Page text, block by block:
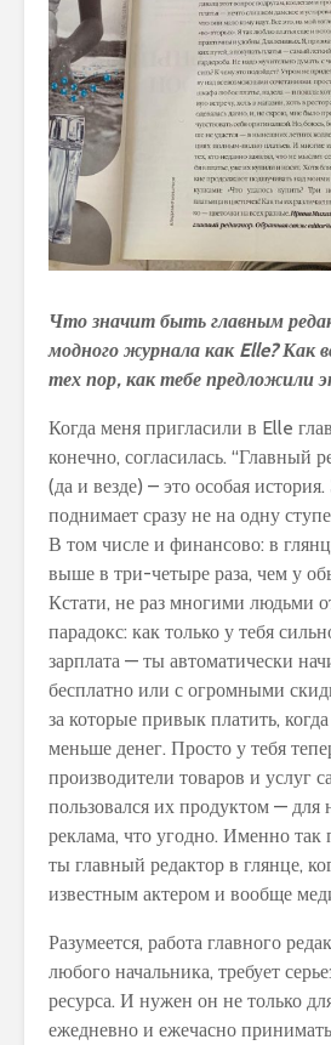
Что значит быть главным
модного журнала как Elle? Как
тех пор, как тебе предложили
Когда меня пригласили в Elle
конечно, согласилась. “Главный
(да и везде) – это особая
поднимает сразу не на одну
В том числе и финансово: в
выше в три-четыре раза, чем у
Кстати, не раз многими людьми
парадокс: как только у тебя
зарплата — ты автоматически
бесплатно или с огромными
за которые привык платить,
меньше денег. Просто у тебя
производители товаров и услуг
пользовался их продуктом — для
реклама, что угодно. Именно так
ты главный редактор в глянце,
известным актером и вообще
Разумеется, работа главного
любого начальника, требует
ресурса. И нужен он не только
ежедневно и ежечасно